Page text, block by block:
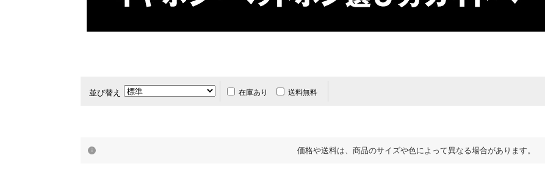
並び替え 在庫あり 送料無料
価格や送料は、商品のサイズや色によって異なる場合があります。